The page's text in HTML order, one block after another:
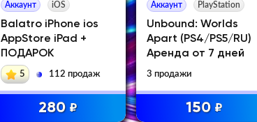
Аккаунт iOS
Balatro iPhone ios
AppStore iPad +
ПОДАРОК
5 112 продаж
280 ₽
Аккаунт PlayStation
Unbound: Worlds
Apart (PS4/PS5/RU)
Аренда от 7 дней
3 продажи
150 ₽